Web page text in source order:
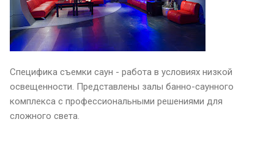
Специфика съемки саун - работа в условиях низкой
освещенности. Представлены залы банно-саунного
комплекса с профессиональными решениями для
сложного света.